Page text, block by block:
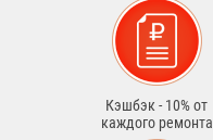
Кэшбэк - 10% от
каждого ремонта